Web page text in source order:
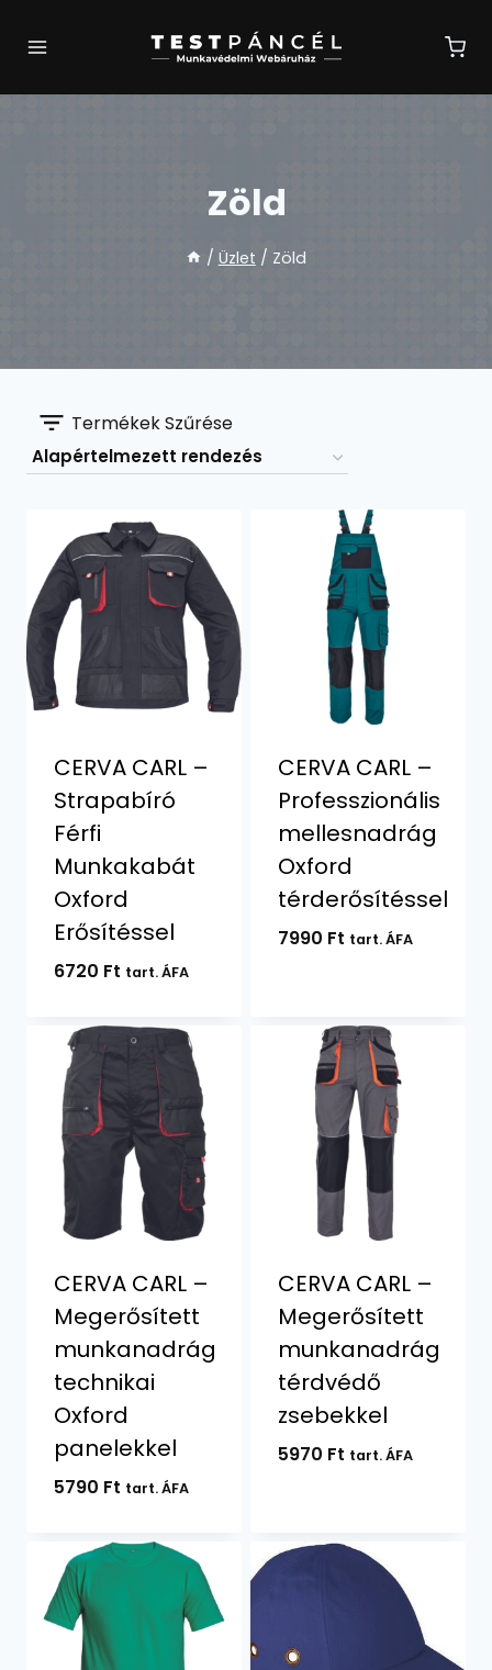
Zöld
/ Üzlet / Zöld
Termékek Szűrése
CERVA CARL –
Strapabíró
Férfi
Munkakabát
Oxford
Erősítéssel
6720 Ft tart. ÁFA
CERVA CARL –
Professzionális
mellesnadrág
Oxford
térderősítéssel
7990 Ft tart. ÁFA
CERVA CARL –
Megerősített
munkanadrág
technikai
Oxford
panelekkel
5790 Ft tart. ÁFA
CERVA CARL –
Megerősített
munkanadrág
térdvédő
zsebekkel
5970 Ft tart. ÁFA